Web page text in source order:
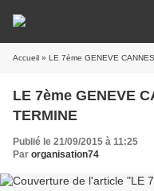
Accueil » LE 7ème GENEVE
LE 7ème GENEVE
TERMINE
Publié le 21/09/2015 à 11:25
Par organisation74